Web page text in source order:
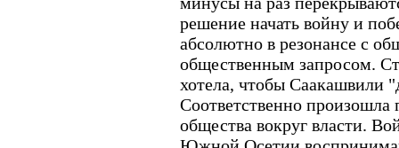
решение начать войну и
абсолютно в резонансе с
общественным запросом.
хотела, чтобы Саакашвили
Соответственно произошла
общества вокруг власти.